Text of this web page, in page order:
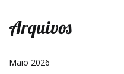
Arquivos
Maio 2026